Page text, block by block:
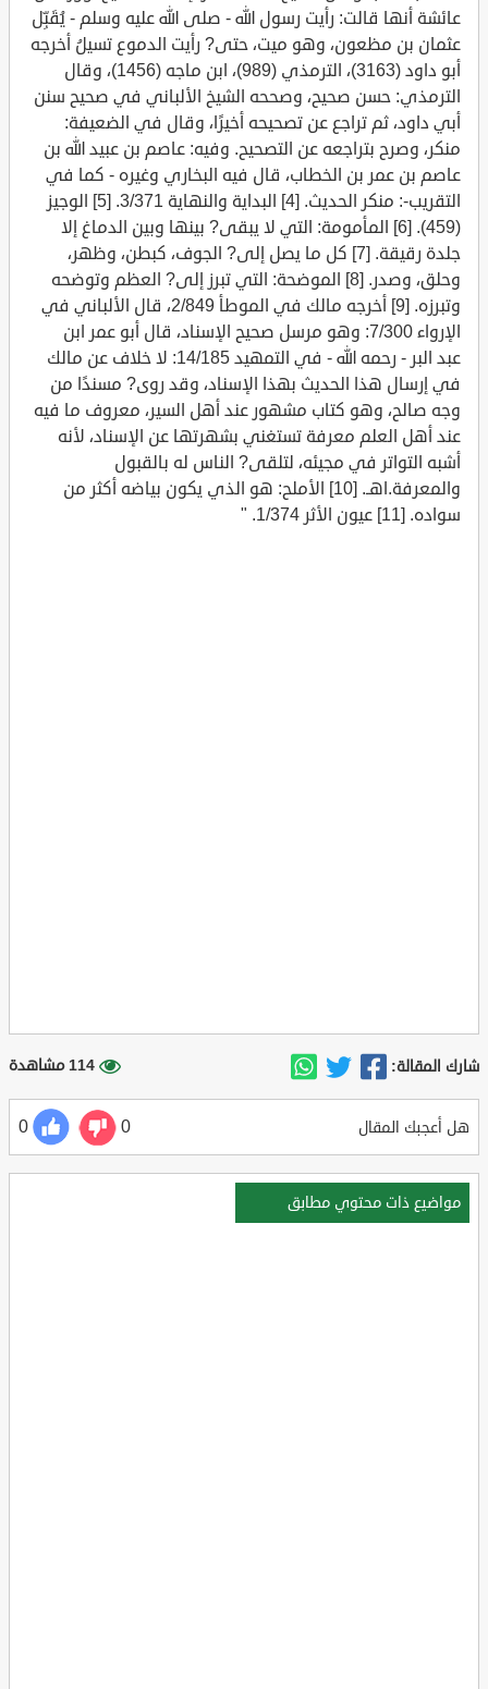
عائشة أنها قالت: رأيت رسول الله - صلى الله عليه وسلم - يُقَبِّل
عثمان بن مظعون، وهو ميت، حتى? رأيت الدموع تسيلُ أخرجه
أبو داود (3163)، الترمذي (989)، ابن ماجه (1456)، وقال
الترمذي: حسن صحيح، وصححه الشيخ الألباني في صحيح سنن
أبي داود، ثم تراجع عن تصحيحه أخيرًا، وقال في الضعيفة:
منكر، وصرح بتراجعه عن التصحيح. وفيه: عاصم بن عبيد الله بن
عاصم بن عمر بن الخطاب، قال فيه البخاري وغيره - كما في
التقريب-: منكر الحديث. [4] البداية والنهاية 3/371. [5] الوجيز
(459). [6] المأمومة: التي لا يبقى? بينها وبين الدماغ إلا
جلدة رقيقة. [7] كل ما يصل إلى? الجوف، كبطن، وظهر،
وحلق، وصدر. [8] الموضحة: التي تبرز إلى? العظم وتوضحه
وتبرزه. [9] أخرجه مالك في الموطأ 2/849، قال الألباني في
الإرواء 7/300: وهو مرسل صحيح الإسناد، قال أبو عمر ابن
عبد البر - رحمه الله - في التمهيد 14/185: لا خلاف عن مالك
في إرسال هذا الحديث بهذا الإسناد، وقد روى? مسندًا من
وجه صالح، وهو كتاب مشهور عند أهل السير، معروف ما فيه
عند أهل العلم معرفة تستغني بشهرتها عن الإسناد، لأنه
أشبه التواتر في مجيئه، لتلقى? الناس له بالقبول
والمعرفة.اهـ. [10] الأملح: هو الذي يكون بياضه أكثر من
سواده. [11] عيون الأثر 1/374. "
شارك المقالة: 114 مشاهدة
هل أعجبك المقال 0
0
مواضيع ذات محتوي مطابق